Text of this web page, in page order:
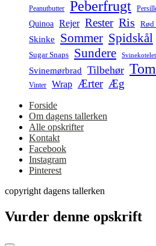
Peanutbutter Peberfrugt
Quinoa Rejer Rester Ris Rød
Skinke Sommer Spidskål
Sugar Snaps Sundere Svinekotelet
Svinemørbrad Tilbehør
Vinter Wrap Ærter Æg
Forside
Om dagens tallerken
Alle opskrifter
Kontakt
Facebook
Instagram
Pinterest
copyright dagens tallerken
Vurder denne opskrift